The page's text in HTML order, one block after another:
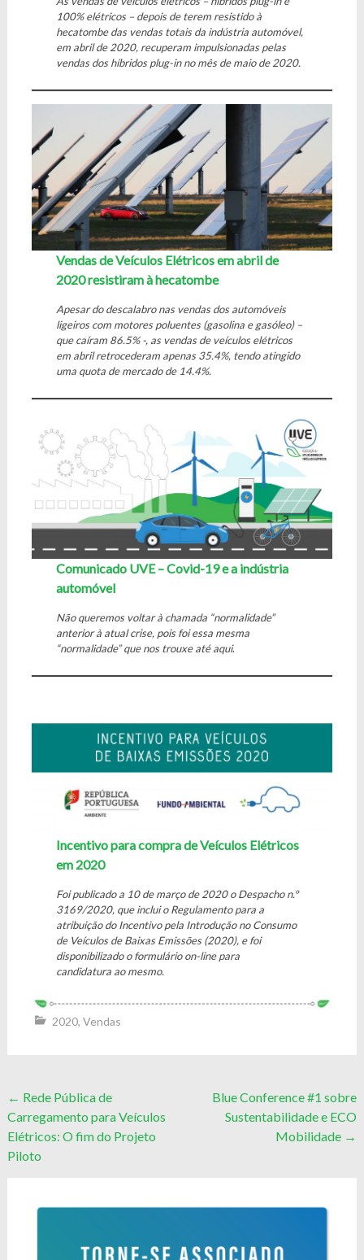
100% elétricos – depois de terem resistido à
hecatombe das vendas totais da indústria automóvel,
em abril de 2020, recuperam impulsionadas pelas
vendas dos híbridos plug-in no mês de maio de 2020.
Vendas de Veículos Elétricos em abril de
2020 resistiram à hecatombe
Apesar do descalabro nas vendas dos automóveis
ligeiros com motores poluentes (gasolina e gasóleo) –
que caíram 86.5% -, as vendas de veículos elétricos
em abril retrocederam apenas 35.4%, tendo atingido
uma quota de mercado de 14.4%.
Comunicado UVE – Covid-19 e a indústria
automóvel
Não queremos voltar à chamada “normalidade”
anterior à atual crise, pois foi essa mesma
“normalidade” que nos trouxe até aqui.
Incentivo para compra de Veículos Elétricos
em 2020
Foi publicado a 10 de março de 2020 o Despacho n.º
3169/2020, que inclui o Regulamento para a
atribuição do Incentivo pela Introdução no Consumo
de Veículos de Baixas Emissões (2020), e foi
disponibilizado o formulário on-line para
candidatura ao mesmo.
2020, Vendas
Post
navigation
← Rede Pública de
Carregamento para Veículos
Elétricos: O fim do Projeto
Piloto
Blue Conference #1 sobre
Sustentabilidade e ECO
Mobilidade →